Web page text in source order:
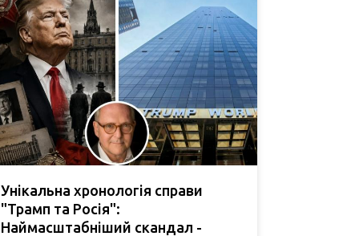
Унікальна хронологія справи
"Трамп та Росія":
Наймасштабніший скандал -